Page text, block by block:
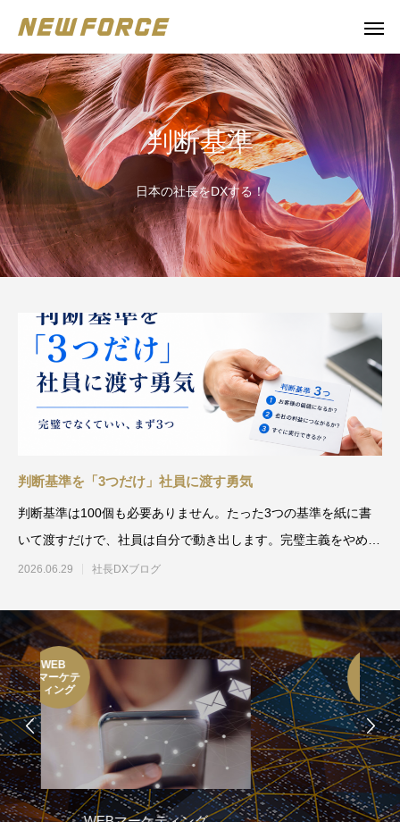
WEBコンテンツ
WEBマーケティング戦略立案
Claude
補助金の取得
判断基準
日本の社長をDXする！
判断基準を「3つだけ」社員に渡す勇気
判断基準は100個も必要ありません。たった3つの基準を紙に書
いて渡すだけで、社員は自分で動き出します。完璧主義をやめ、
シンプルな基準から始め
2026.06.29 社長DXブログ